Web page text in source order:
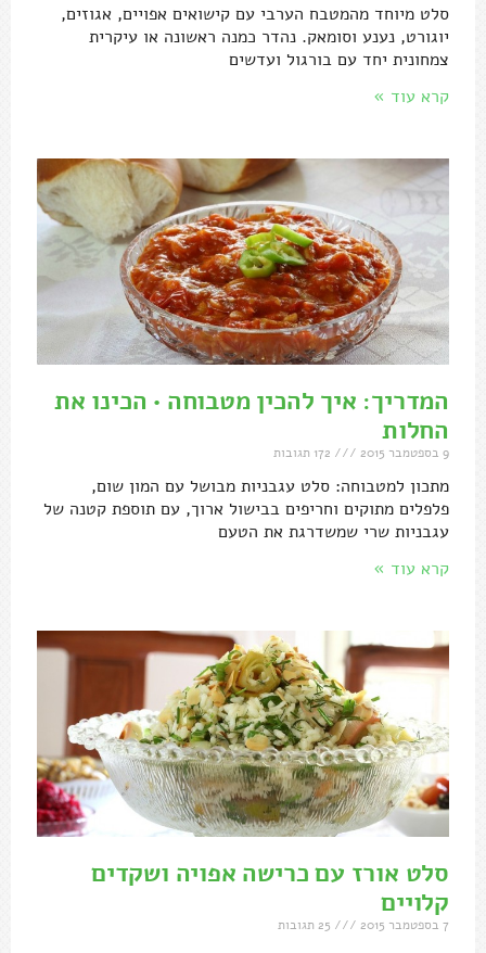
סלט מיוחד מהמטבח הערבי עם קישואים אפויים, אגוזים,
יוגורט, נענע וסומאק. נהדר כמנה ראשונה או עיקרית
צמחונית יחד עם בורגול ועדשים
קרא עוד »
המדריך: איך להכין מטבוחה • הכינו את
החלות
9 בספטמבר 2015
מתכון למטבוחה: סלט עגבניות מבושל עם המון שום,
פלפלים מתוקים וחריפים בבישול ארוך, עם תוספת קטנה של
עגבניות שרי שמשדרגת את הטעם
קרא עוד »
סלט אורז עם כרישה אפויה ושקדים
קלויים
7 בספטמבר 2015